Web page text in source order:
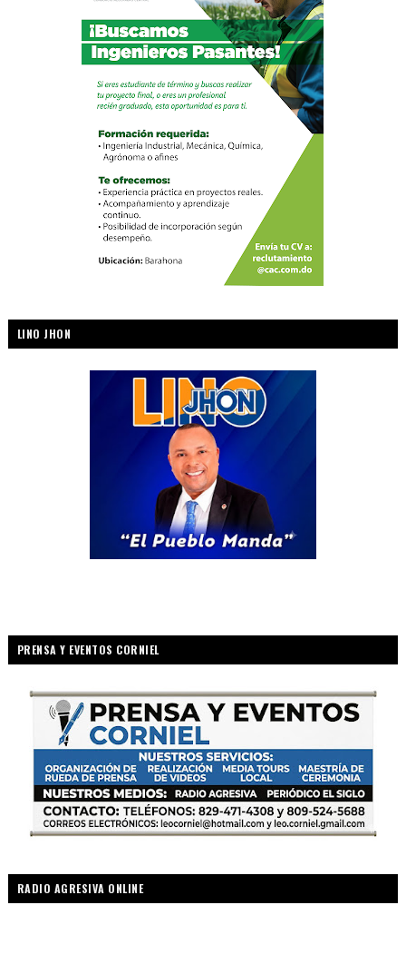
LINO JHON
PRENSA Y EVENTOS CORNIEL
RADIO AGRESIVA ONLINE